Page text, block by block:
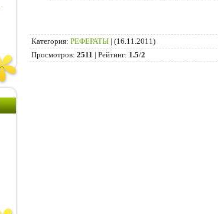
Категория: РЕФЕРАТЫ | (16.11.2011)
Просмотров: 2511 | Рейтинг: 1.5/2